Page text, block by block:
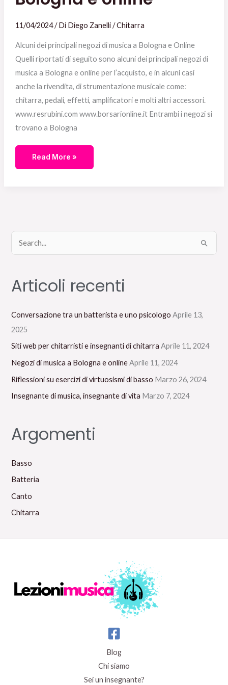
11/04/2024/ Di Diego Zanelli/Chitarra
Alcuni dei principali negozi di musica a Bologna e Online
Quelli riportati di seguito sono alcuni dei principali negozi di
musica a Bologna e online per l’acquisto, e in alcuni casi
anche la rivendita, di strumentazione musicale come:
chitarra, pedali, effetti, amplificatori e molti altri accessori.
www.resrubini.com www.borsarionline.it Entrambi i negozi si
trovano a Bologna
Read More »
c
:
Articoli recenti
Conversazione tra un batterista e uno psicologo Aprile 13,
2025
Siti web per chitarristi e insegnanti di chitarra Aprile 11, 2024
Negozi di musica a Bologna e online Aprile 11, 2024
Riflessioni su esercizi di virtuosismi di basso Marzo 26, 2024
Insegnante di musica, insegnante di vita Marzo 7, 2024
Argomenti
Basso
Batteria
Canto
Chitarra
Blog
Chi siamo
Sei un insegnante?